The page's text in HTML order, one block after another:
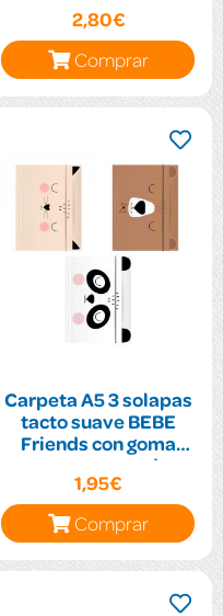
surtidos
2,80€
Comprar
Carpeta A5 3 solapas
tacto suave BEBE
Friends con goma
oso, gato, panda
surtidos
1,95€
Comprar